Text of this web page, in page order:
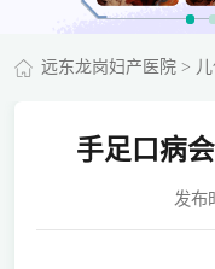
远东龙岗妇产医院>
手足口病
发布